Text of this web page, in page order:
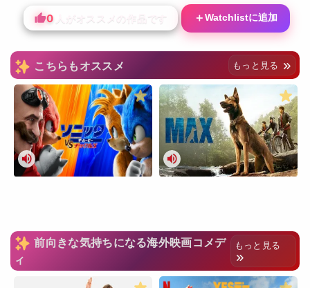
0 人がオススメの作品です ＋Watchlistに追加
こちらもオススメ もっと見る
前向きな気持ちになる海外映画コメデ
ィ
もっと見る